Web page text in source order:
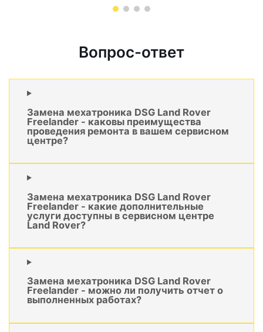
Вопрос-ответ
Замена мехатроника DSG Land Rover
Freelander - каковы преимущества
проведения ремонта в вашем сервисном
центре?
Замена мехатроника DSG Land Rover
Freelander - какие дополнительные
услуги доступны в сервисном центре
Land Rover?
Замена мехатроника DSG Land Rover
Freelander - можно ли получить отчет о
выполненных работах?